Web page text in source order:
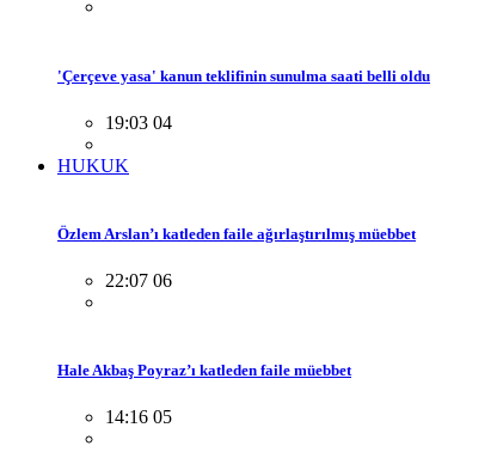
'Çerçeve yasa' kanun teklifinin sunulma saati belli oldu
19:03 04
HUKUK
Özlem Arslan’ı katleden faile ağırlaştırılmış müebbet
22:07 06
Hale Akbaş Poyraz’ı katleden faile müebbet
14:16 05